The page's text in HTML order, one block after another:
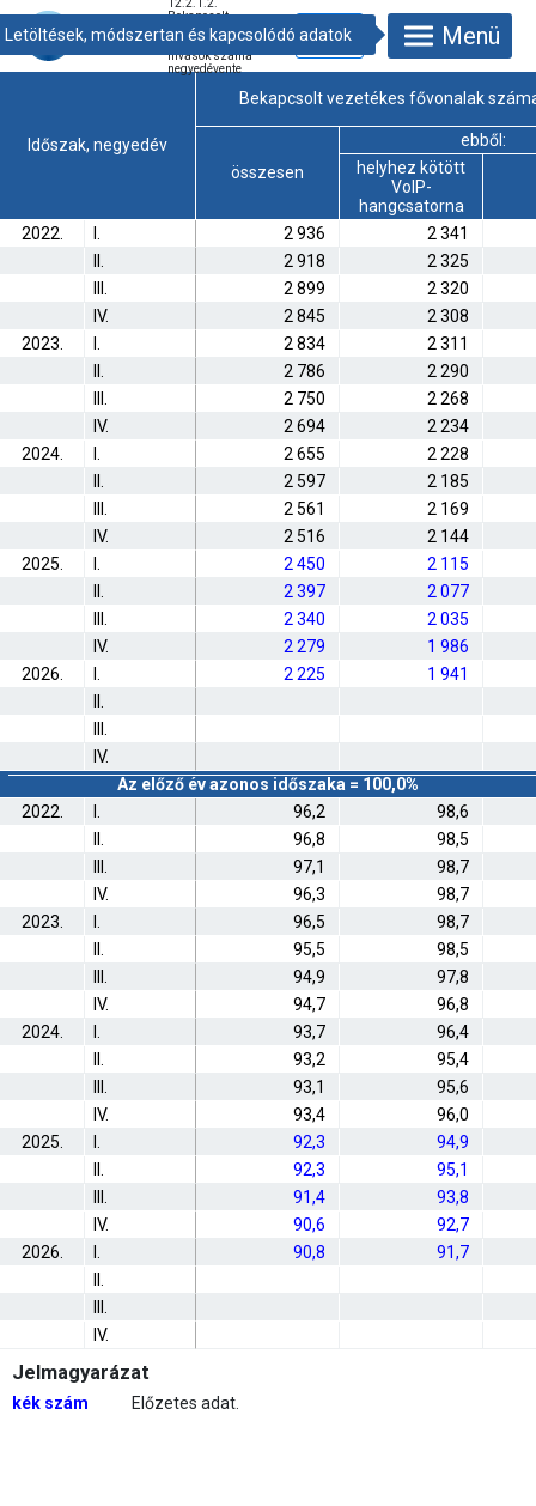
12.2.1.2.
Bekapcsolt
vezetékes telefon
fővonalak és
hívások száma
negyedévente
Menü
Időszak, negyedév
Bekapcsolt vezetékes fővonalak
összesen
ebből:
helyhez kötött
VoIP-
hangcsatorna
2022.
2 936
2 341
2 918
2 325
2 899
2 320
IV.
2 845
2 308
2023.
2 834
2 311
2 786
2 290
2 750
2 268
IV.
2 694
2 234
2024.
2 655
2 228
2 597
2 185
2 561
2 169
IV.
2 516
2 144
2025.
2 450
2 115
2 397
2 077
2 340
2 035
IV.
2 279
1 986
2026.
2 225
1 941
IV.
Az előző év azonos időszaka = 100,0%
2022.
96,2
98,6
96,8
98,5
97,1
98,7
IV.
96,3
98,7
2023.
96,5
98,7
95,5
98,5
94,9
97,8
IV.
94,7
96,8
2024.
93,7
96,4
93,2
95,4
93,1
95,6
IV.
93,4
96,0
2025.
92,3
94,9
92,3
95,1
91,4
93,8
IV.
90,6
92,7
2026.
90,8
91,7
IV.
Jelmagyarázat
kék szám Előzetes adat.